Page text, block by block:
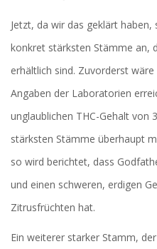
Jetzt, da wir das geklärt
konkret stärksten Stämme an,
erhältlich sind. Zuvorderst
Angaben der Laboratorien
unglaublichen THC-Gehalt von
stärksten Stämme überhaupt
so wird berichtet, dass
und einen schweren, erdigen
Zitrusfrüchten hat.
Ein weiterer starker Stamm,